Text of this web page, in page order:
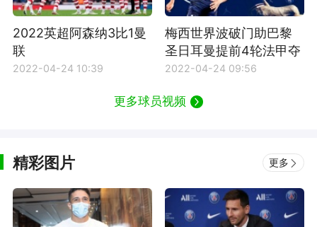
2022英超阿森纳3比1曼
联
2022-04-24 10:39
梅西世界波破门助巴黎
圣日耳曼提前4轮法甲夺
冠
2022-04-24 09:56
更多球员视频
精彩图片 更多